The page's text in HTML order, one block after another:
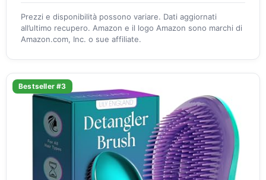
Prezzi e disponibilità possono variare. Dati aggiornati
all’ultimo recupero. Amazon e il logo Amazon sono marchi di
Amazon.com, Inc. o sue affiliate.
Bestseller #3